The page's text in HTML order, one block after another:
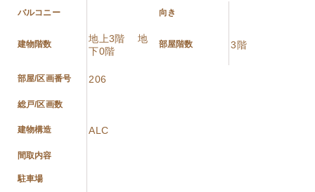
バルコニー 向き
建物階数
地上3階 地
下0階
部屋階数 3階
部屋/区画番号 206
総戸/区画数
建物構造 ALC
間取内容
駐車場